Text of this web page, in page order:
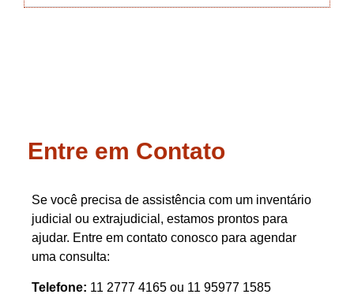
Entre em Contato
Se você precisa de assistência com um inventário
judicial ou extrajudicial, estamos prontos para
ajudar. Entre em contato conosco para agendar
uma consulta:
Telefone: 11 2777 4165 ou 11 95977 1585